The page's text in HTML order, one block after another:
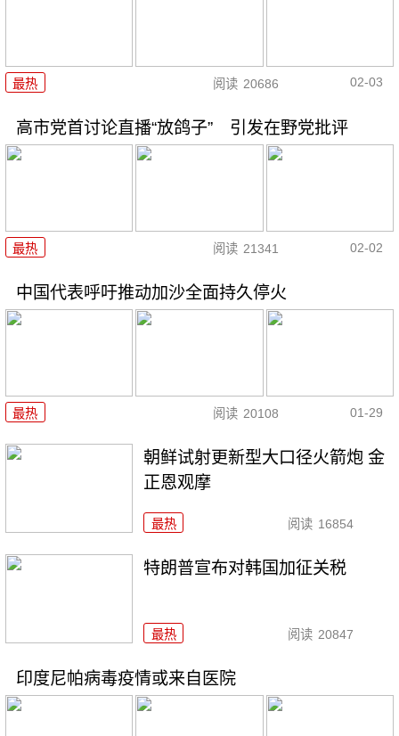
最热 阅读 20686 02-03
高市党首讨论直播“放鸽子” 引发在野党批评
最热 阅读 21341 02-02
中国代表呼吁推动加沙全面持久停火
最热 阅读 20108 01-29
朝鲜试射更新型大口径火箭炮 金
正恩观摩
最热 阅读 16854
特朗普宣布对韩国加征关税
最热 阅读 20847
印度尼帕病毒疫情或来自医院